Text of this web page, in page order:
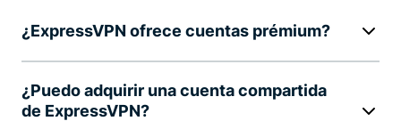
¿ExpressVPN ofrece cuentas prémium?
¿Puedo adquirir una cuenta compartida
de ExpressVPN?